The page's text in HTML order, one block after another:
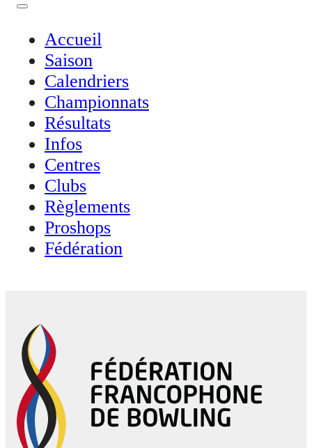
Accueil
Saison
Calendriers
Championnats
Résultats
Infos
Centres
Clubs
Règlements
Proshops
Fédération